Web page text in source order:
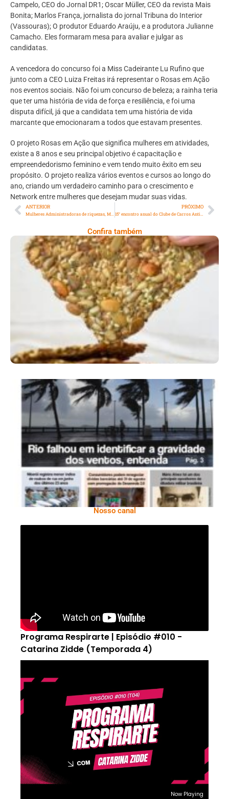
Campelo, CEO do Jornal DR1; Oscar Müller, CEO da revista Mais
Bonita; Marlos França, jornalista do jornal Tribuna do Interior
(Vassouras); O produtor Eduardo Araúju, e a produtora Julianne
Camacho. Eles formaram mesa para avaliar e julgar as
candidatas.
A vencedora do concurso foi a Miss Cadeirante Lu Rufino que
junto com a CEO Luiza Freitas irá representar o Rosas em Ação
nos eventos sociais. Não foi um concurso de beleza; a rainha teria
que ter uma história de vida de força e resiliência, e foi uma
disputa difícil, já que a candidata tem uma história de vida
marcante que emocionaram a todos que estavam presentes.
O projeto Rosas em Ação que significa mulheres em atividades,
existe a 8 anos e seu principal objetivo é capacitação e
empreendedorismo feminino e vem tendo muito êxito em seu
propósito. O projeto realiza vários eventos e cursos ao longo do
ano, criando um verdadeiro caminho para o crescimento e
Network entre mulheres que desejam mudar suas vidas.
ANTERIOR PRÓXIMO
Confira também
Comer Bem: Cracker De Sementes
Ano X – Número 366 01 A 07 De Agosto De
2026
Nosso canal
Programa Respirarte | Episódio #010 -
Catarina Zidde (Temporada 4)
Now Playing